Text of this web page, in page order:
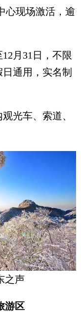
心现场激活，逾
月31日，不限
通用，实名制
光车、索道、
之声
游区